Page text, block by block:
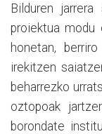
Bilduren
proiektua modu
honetan,
irekitzen
beharrezko
oztopoak
borondate